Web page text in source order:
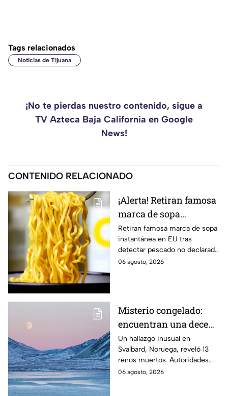
Tags relacionados
Noticias de Tijuana
¡No te pierdas nuestro contenido, sigue a
TV Azteca Baja California en Google
News!
CONTENIDO RELACIONADO
¡Alerta! Retiran famosa
marca de sopa
instantánea por riesgo
de reacciones mortales
Retiran famosa marca de sopa
instantánea en EU tras
detectar pescado no declarado
en la etiqueta, lo que podría
06 agosto, 2026
Misterio congelado:
encuentran una decena
de renos muertos en
una zona del Ártico
Un hallazgo inusual en
Svalbard, Noruega, reveló 13
renos muertos. Autoridades
investigan las causas y piden
06 agosto, 2026